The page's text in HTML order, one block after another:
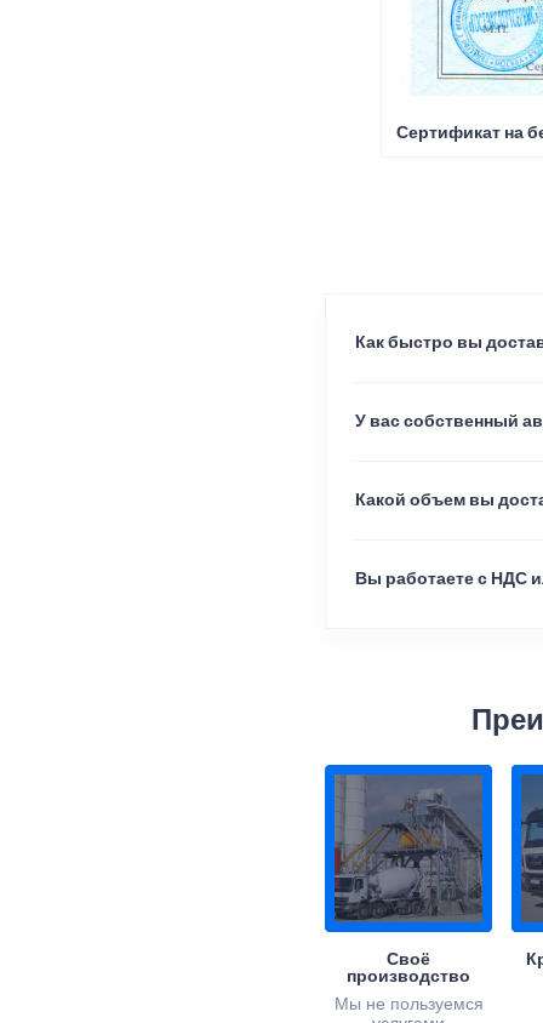
Сертификат на
Как быстро вы
У вас собственный
Какой объем вы
Вы работаете с НДС
Своё
производство
Мы не пользуемся